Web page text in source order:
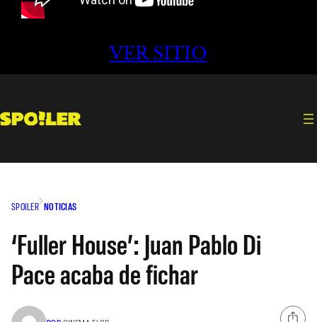
VER SITIO
SPOILER NOTICIAS
‘Fuller House’: Juan Pablo Di
Pace acaba de fichar